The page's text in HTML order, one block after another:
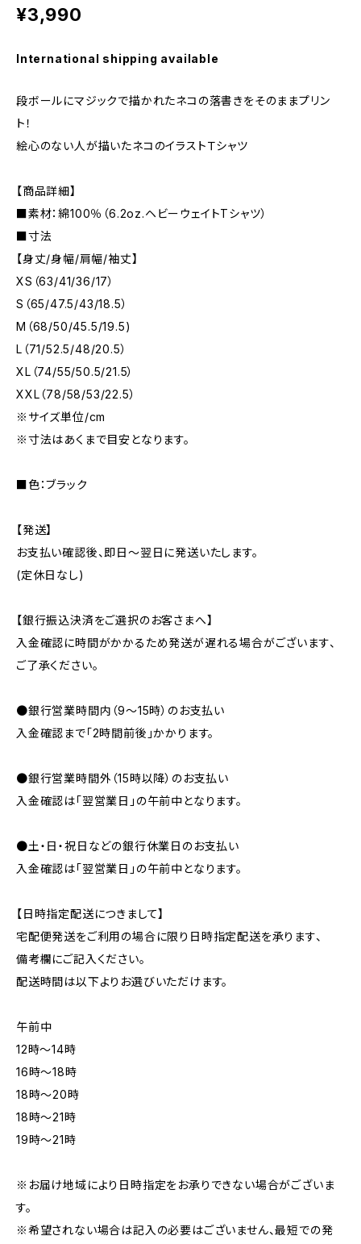
¥3,990
International shipping available
段ボールにマジックで描かれたネコの落書きをそのままプリン
ト！
絵心のない人が描いたネコのイラストＴシャツ
【商品詳細】
■素材：綿100％（6.2oz.ヘビーウェイトTシャツ）
■寸法
【身丈/身幅/肩幅/袖丈】
XS（63/41/36/17）
S（65/47.5/43/18.5）
M（68/50/45.5/19.5)
L（71/52.5/48/20.5）
XL（74/55/50.5/21.5）
XXL（78/58/53/22.5）
※サイズ単位/cm
※寸法はあくまで目安となります。
■色：ブラック
【発送】
お支払い確認後、即日〜翌日に発送いたします。
(定休日なし)
【銀行振込決済をご選択のお客さまへ】
入金確認に時間がかかるため発送が遅れる場合がございます、
ご了承ください。
●銀行営業時間内（9〜15時）のお支払い
入金確認まで「2時間前後」かかります。
●銀行営業時間外（15時以降）のお支払い
入金確認は「翌営業日」の午前中となります。
●土・日・祝日などの銀行休業日のお支払い
入金確認は「翌営業日」の午前中となります。
【日時指定配送につきまして】
宅配便発送をご利用の場合に限り日時指定配送を承ります、
備考欄にご記入ください。
配送時間は以下よりお選びいただけます。
午前中
12時〜14時
16時〜18時
18時〜20時
18時〜21時
19時〜21時
※お届け地域により日時指定をお承りできない場合がございま
す。
※希望されない場合は記入の必要はございません、最短での発